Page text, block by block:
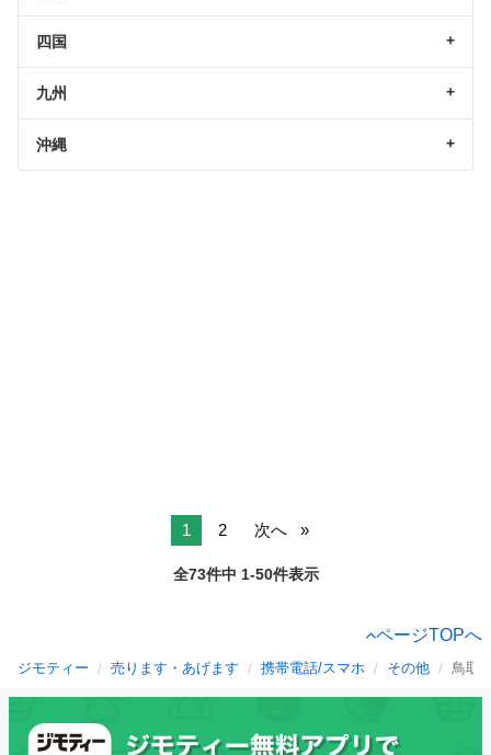
四国
九州
沖縄
1 2 次へ
全73件中 1-50件表示
ページTOPへ
ジモティー 売ります・あげます 携帯電話/スマホ その他 鳥取